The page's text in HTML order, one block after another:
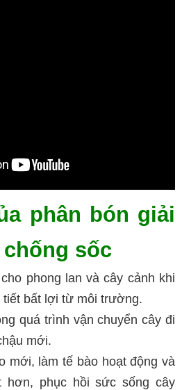
phân bón giải
sốc
phong lan và cây cảnh khi
bất lợi từ môi trường.
quá trình vận chuyển cây đi
mới.
mới, làm tế bào hoạt động và
hơn, phục hồi sức sống cây